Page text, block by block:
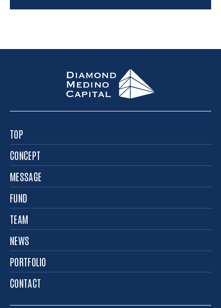
TOP
CONCEPT
MESSAGE
FUND
TEAM
NEWS
PORTFOLIO
CONTACT